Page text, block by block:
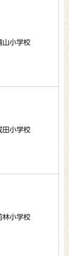
山小学校
田小学校
林小学校